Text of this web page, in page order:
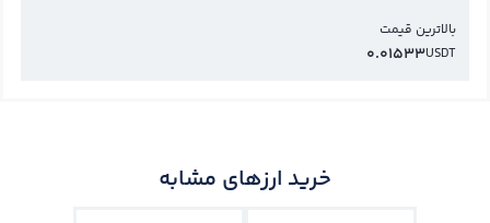
بالاترین قیمت
USDT
0.01533
خرید ارزهای مشابه